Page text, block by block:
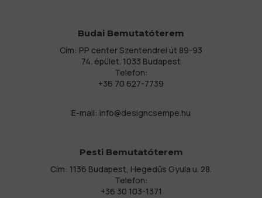
Budai Bemutatóterem
Cím: PP center Szentendrei út 89-93
74. épület. 1033 Budapest
Telefon:
+36 70 627-7739
E-mail: info@designcsempe.hu
Pesti Bemutatóterem
Cím: 1136 Budapest, Hegedűs Gyula u. 28.
Telefon:
+36 30 103-1371